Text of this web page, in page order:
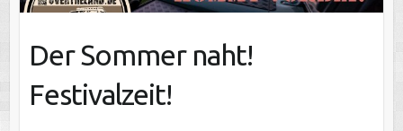
Der Sommer naht!
Festivalzeit!